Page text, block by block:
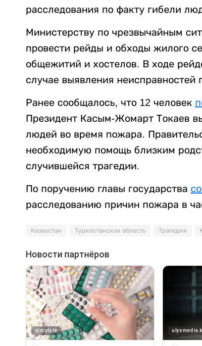
расследования по факту гибели
Министерству по чрезвычайным
провести рейды и обходы жилого
общежитий и хостелов. В ходе
случае выявления
Ранее сообщалось, что 12 человек
Президент Касым-Жомарт Токаев
людей во время пожара.
необходимую помощь близким
случившейся трагедии.
По поручению главы государства
расследованию причин пожара в
Казахстан Туркестанская область Трагедия